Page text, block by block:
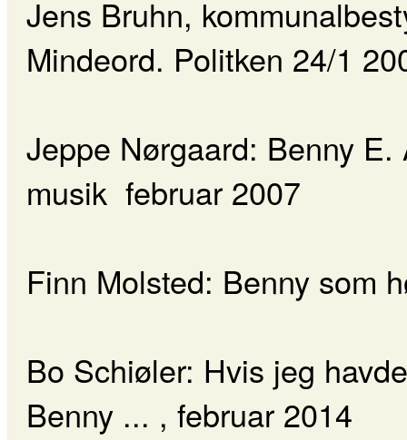
Jens Bruhn,
Mindeord. Politken 24/1
Jeppe Nørgaard: Benny
musik februar 2007
Finn Molsted: Benny som
Bo Schiøler: Hvis jeg
Benny ... , februar 2014